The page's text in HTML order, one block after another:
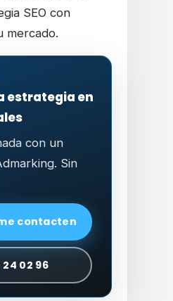
SEO con
mercado.
estrategia en
con un
Sin
contacten
24 02 96